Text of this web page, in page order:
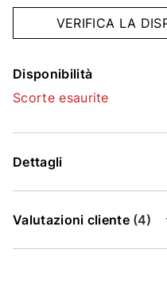
VERIFICA LA
Disponibilità
Scorte esaurite
Dettagli
Valutazioni cliente (4)